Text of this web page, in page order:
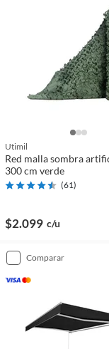
Utimil
Red malla sombra
300 cm verde
(61)
$2.099 c/u
comparar